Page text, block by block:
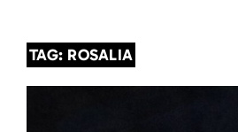
TAG: ROSALIA